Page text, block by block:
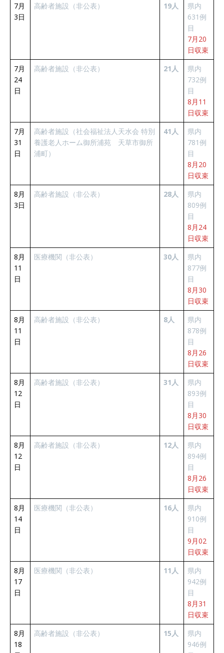
7月
3日
高齢者施設（非公表） 19人
県内
631例
目
7月20
日収束
7月
24
日
高齢者施設（非公表） 21人
県内
732例
目
8月11
日収束
7月
31
日
高齢者施設（社会福祉法人天水会 特別
養護老人ホーム御所浦苑 天草市御所
浦町）
41人
県内
781例
目
8月20
日収束
8月
3日
高齢者施設（非公表） 28人
県内
809例
目
8月24
日収束
8月
11
日
医療機関（非公表） 30人
県内
877例
目
8月30
日収束
8月
11
日
高齢者施設（非公表） 8人
県内
878例
目
8月26
日収束
8月
12
日
高齢者施設（非公表） 31人
県内
893例
目
8月30
日収束
8月
12
日
高齢者施設（非公表） 12人
県内
894例
目
8月26
日収束
8月
14
日
医療機関（非公表） 16人
県内
910例
目
9月02
日収束
8月
17
日
医療機関（非公表） 11人
県内
942例
目
8月31
日収束
8月
18
高齢者施設（非公表） 15人
県内
946例